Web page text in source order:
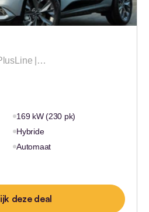
|…
169 kW (230 pk)
Hybride
Automaat
deze deal